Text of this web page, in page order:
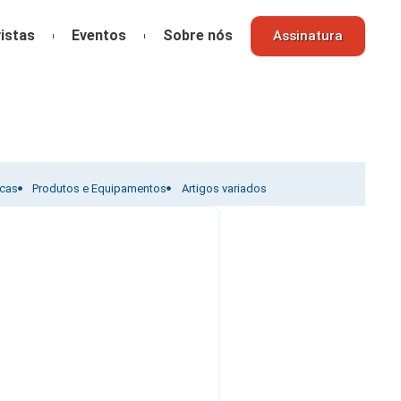
Eventos Sobre nós Assinatura
Produtos e Equipamentos Artigos variados